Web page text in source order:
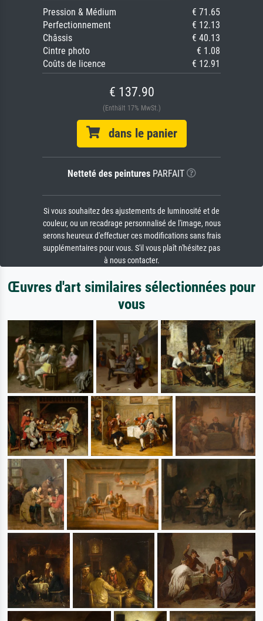
Pression & Médium
€ 71.65
Perfectionnement
€ 12.13
Châssis
€ 40.13
Cintre photo
€ 1.08
Coûts de licence
€ 12.91
€ 137.90
(Enthält 17% MwSt.)
dans le panier
Netteté des peinturesPARFAIT
Si vous souhaitez des ajustements de luminosité et de
couleur, ou un recadrage personnalisé de l'image, nous
serons heureux d'effectuer ces modifications sans frais
supplémentaires pour vous. S'il vous plaît n'hésitez pas
à nous contacter.
Œuvres d'art similaires sélectionnées pour
vous